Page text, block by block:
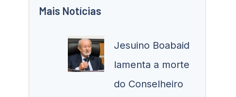
Mais Notícias
Jesuino Boabaid
lamenta a morte
do Conselheiro